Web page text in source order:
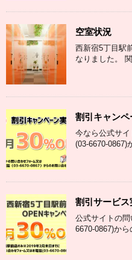
空室状況
西新宿5丁目駅
なりました。
割引キャンペ
今なら公式サ
(03-6670-0867)
割引サービス
公式サイトの
6670-0867)か